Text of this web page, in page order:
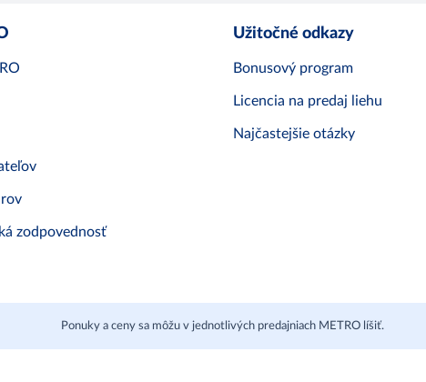
zodpovednosť
Užitočné odkazy
Bonusový program
Licencia na predaj liehu
Najčastejšie otázky
Ponuky a ceny sa môžu v jednotlivých predajniach METRO líšiť.